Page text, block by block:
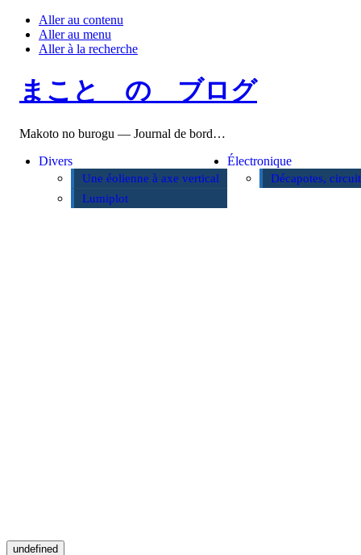
Aller au contenu
Aller au menu
Aller à la recherche
まこと の ブログ
Makoto no burogu — Journal de bord…
Divers
Une éolienne à axe vertical
Lumiplot
Électronique
Décapotes,
undefined